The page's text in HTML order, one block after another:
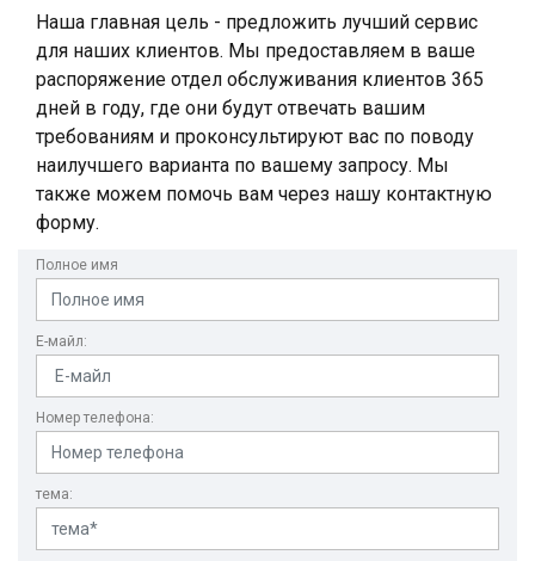
Наша главная цель - предложить лучший сервис
для наших клиентов. Мы предоставляем в ваше
распоряжение отдел обслуживания клиентов 365
дней в году, где они будут отвечать вашим
требованиям и проконсультируют вас по поводу
наилучшего варианта по вашему запросу. Мы
также можем помочь вам через нашу контактную
форму.
Полное имя
Е-майл:
Номер телефона:
тема: